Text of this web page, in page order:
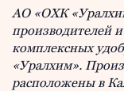
АО «ОХК
производителей
комплексных
«Уралхим».
расположены в